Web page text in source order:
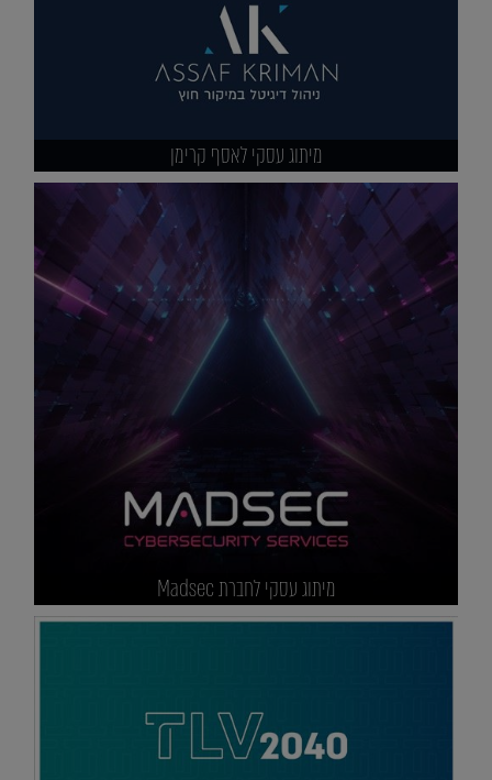
מיתוג עסקי לאסף קרימן
מיתוג עסקי לחברת Madsec